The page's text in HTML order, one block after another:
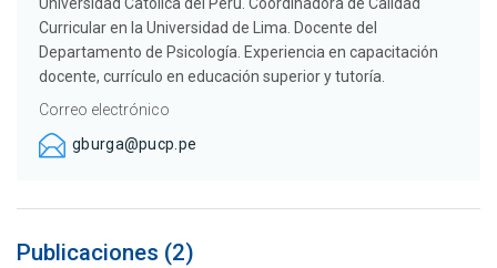
Universidad Católica del Perú. Coordinadora de Calidad
Curricular en la Universidad de Lima. Docente del
Departamento de Psicología. Experiencia en capacitación
docente, currículo en educación superior y tutoría.
Correo electrónico
gburga@pucp.pe
Publicaciones (2)